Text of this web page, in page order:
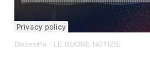
DiocesiPa · LE BUONE NOTIZIE